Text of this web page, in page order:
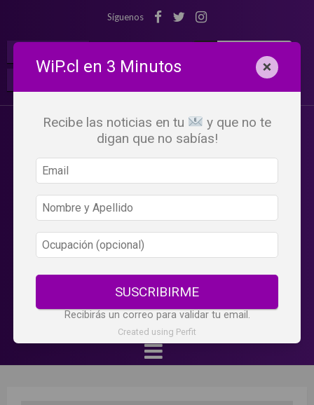
Síguenos
WiP.cl en 3 Minutos ×
Recibe las noticias en tu
y que no te
digan que no sabías!
SUSCRIBIRME
Recibirás un correo para validar tu email.
Created using Perfit